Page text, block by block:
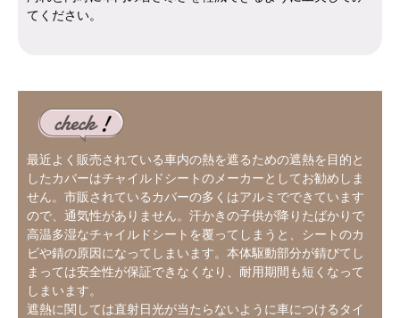
てください。
最近よく販売されている車内の熱を遮るための遮熱を目的と
したカバーはチャイルドシートのメーカーとしてお勧めしま
せん。市販されているカバーの多くはアルミでできています
ので、通気性がありません。汗かきの子供が降りたばかりで
高温多湿なチャイルドシートを覆ってしまうと、シートのカ
ビや錆の原因になってしまいます。本体駆動部分が錆びてし
まっては安全性が保証できなくなり、耐用期間も短くなって
しまいます。
遮熱に関しては直射日光が当たらないように車につけるタイ